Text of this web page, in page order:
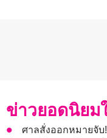
ข่าวยอดนิยม
ศาลสั่งออกหมายจั